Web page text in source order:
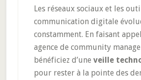
Les réseaux sociaux et les
communication digitale
constamment. En faisant
agence de community
bénéficiez d’une veille
pour rester à la pointe des